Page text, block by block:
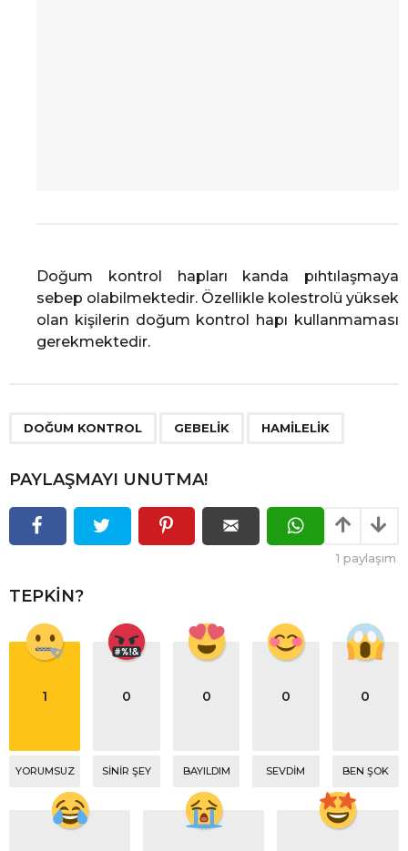
Doğum kontrol hapları kanda pıhtılaşmaya
sebep olabilmektedir. Özellikle kolestrolü yüksek
olan kişilerin doğum kontrol hapı kullanmaması
gerekmektedir.
DOĞUM KONTROL GEBELIK HAMILELIK
PAYLAŞMAYI UNUTMA!
1 paylaşım
TEPKIN?
1
YORUMSUZ
0
SINIR ŞEY
0
BAYILDIM
0
SEVDIM
0
BEN ŞOK